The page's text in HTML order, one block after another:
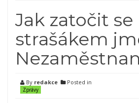
Jak zatočit se
strašákem
By redakce Posted in
Zprávy